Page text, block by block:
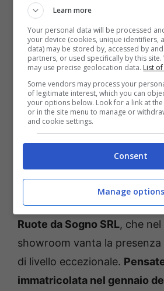
di una cifra esagerata.
MV Agusta 175 Disco Volante in
Ad occuparsi della vendita è
Ruote da Sogno SRL, che
showroom vanta la presenza
di livello eccezionale.
immatricolata nel gennaio
Learn more
Your personal data will be processed
your device (cookies, unique identifiers,
data) may be stored by, accessed by
partners, or used specifically by this
may use precise geolocation data. List
Some vendors may process your
of legitimate interest, which you can
your options below. Look for a link at
or in the site menu to manage or
and cookie settings.
Consent
Manage options